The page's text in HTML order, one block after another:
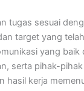
tugas sesuai
target yang
yang baik
serta pihak-
hasil kerja